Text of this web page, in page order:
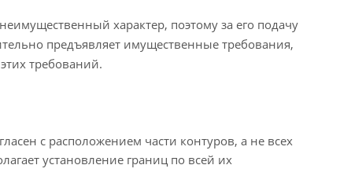
характер, поэтому за его подачу
предъявляет имущественные требования,
требований.
с расположением части контуров, а не всех
установление границ по всей их